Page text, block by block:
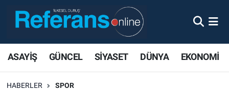
ASAYİŞ GÜNCEL SİYASET DÜNYA EKONOMİ
HABERLER SPOR